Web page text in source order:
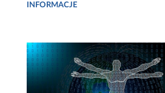
INFORMACJE